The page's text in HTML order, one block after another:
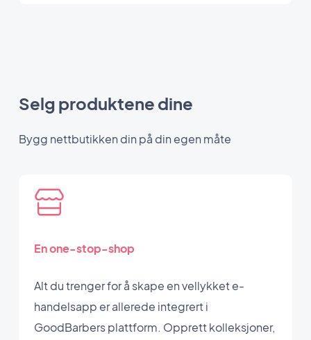
Selg produktene dine
Bygg nettbutikken din på din egen måte
En one-stop-shop
Alt du trenger for å skape en vellykket e-
handelsapp er allerede integrert i
GoodBarbers plattform. Opprett kolleksjoner,